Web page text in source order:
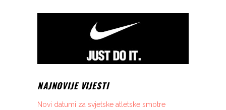
NAJNOVIJE VIJESTI
Novi datumi za svjetske atletske smotre